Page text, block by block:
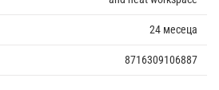
24 месеца
8716309106887